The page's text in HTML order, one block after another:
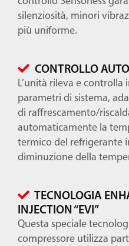
silenziosità, minori
più uniforme.
CONTROLLO
L’unità rileva e
parametri di sistema,
di raffrescamento/
automaticamente la
termico del refrigerante
diminuzione della
TECNOLOGIA
INJECTION “EVI”
Questa speciale
compressore utilizza